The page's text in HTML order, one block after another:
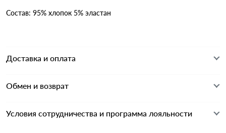
Состав: 95% хлопок 5% эластан
Доставка и оплата
Обмен и возврат
Условия сотрудничества и программа лояльности